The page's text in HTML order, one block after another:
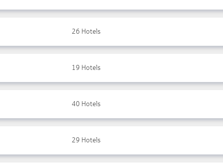
26 Hotels
19 Hotels
40 Hotels
29 Hotels